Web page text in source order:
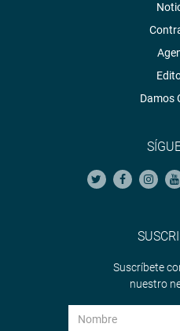
Damos
Suscríbete
nuestro